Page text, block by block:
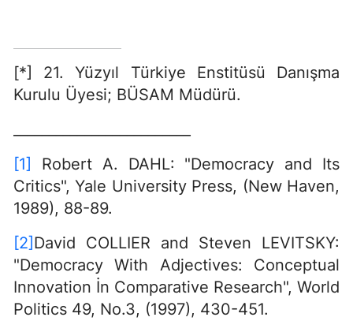
[*] 21. Yüzyıl Türkiye Enstitüsü Danışma
Kurulu Üyesi; BÜSAM Müdürü.
[1]
Robert A. DAHL: "Democracy and Its
Critics", Yale University Press, (New Haven,
1989), 88-89.
[2]David COLLIER and Steven LEVITSKY:
"Democracy With Adjectives: Conceptual
Innovation İn Comparative Research", World
Politics 49, No.3, (1997), 430-451.